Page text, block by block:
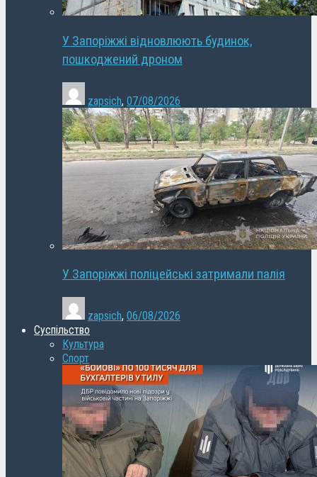
У Запоріжжі відновлюють будинок,
пошкоджений дроном
zapsich, 07/08/2026
У Запоріжжі поліцейські затримали палія
zapsich, 06/08/2026
Суспільство
Культура
Спорт